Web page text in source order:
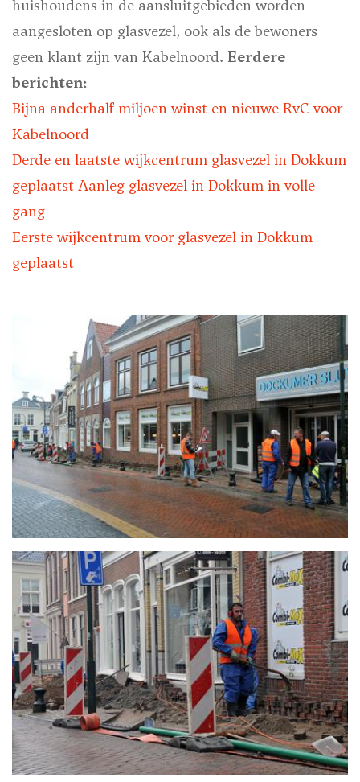
huishoudens in de aansluitgebieden worden
aangesloten op glasvezel, ook als de bewoners
geen klant zijn van Kabelnoord. Eerdere
berichten:
Bijna anderhalf miljoen winst en nieuwe RvC voor
Kabelnoord
Derde en laatste wijkcentrum glasvezel in Dokkum
geplaatst Aanleg glasvezel in Dokkum in volle
gang
Eerste wijkcentrum voor glasvezel in Dokkum
geplaatst